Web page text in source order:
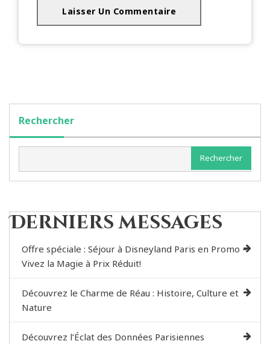
Rechercher
Rechercher
Derniers messages
Offre spéciale : Séjour à Disneyland Paris en Promo –
Vivez la Magie à Prix Réduit!
Découvrez le Charme de Réau : Histoire, Culture et
Nature
Découvrez l’Éclat des Données Parisiennes